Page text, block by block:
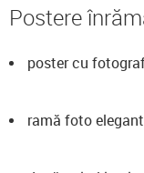
Postere
poster cu
ramă foto